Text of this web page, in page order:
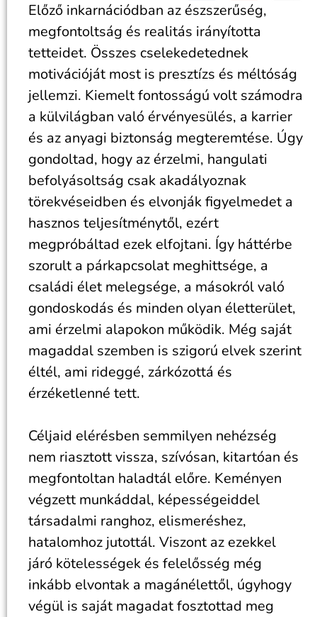
Előző inkarnációdban az észszerűség,
megfontoltság és realitás irányította
tetteidet. Összes cselekedetednek
motivációját most is presztízs és méltóság
jellemzi. Kiemelt fontosságú volt számodra
a külvilágban való érvényesülés, a karrier
és az anyagi biztonság megteremtése. Úgy
gondoltad, hogy az érzelmi, hangulati
befolyásoltság csak akadályoznak
törekvéseidben és elvonják figyelmedet a
hasznos teljesítménytől, ezért
megpróbáltad ezek elfojtani. Így háttérbe
szorult a párkapcsolat meghittsége, a
családi élet melegsége, a másokról való
gondoskodás és minden olyan életterület,
ami érzelmi alapokon működik. Még saját
magaddal szemben is szigorú elvek szerint
éltél, ami rideggé, zárkózottá és
érzéketlenné tett.
Céljaid elérésben semmilyen nehézség
nem riasztott vissza, szívósan, kitartóan és
megfontoltan haladtál előre. Keményen
végzett munkáddal, képességeiddel
társadalmi ranghoz, elismeréshez,
hatalomhoz jutottál. Viszont az ezekkel
járó kötelességek és felelősség még
inkább elvontak a magánélettől, úgyhogy
végül is saját magadat fosztottad meg